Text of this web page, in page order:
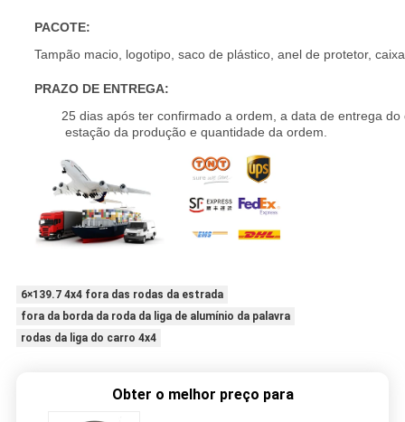
PACOTE:
Tampão macio, logotipo, saco de plástico, anel de protetor,
PRAZO DE ENTREGA:
25 dias após ter confirmado a ordem, a data de entrega
estação da produção e quantidade da ordem.
6×139.7 4x4 fora das rodas da estrada
fora da borda da roda da liga de alumínio da palavra
rodas da liga do carro 4x4
Obter o melhor preço para